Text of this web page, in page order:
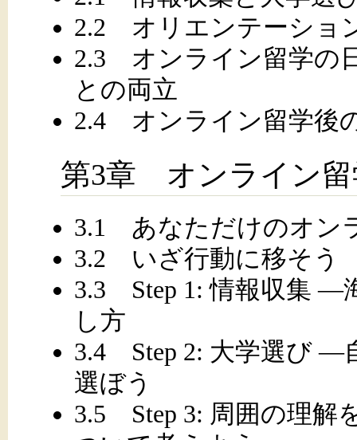
2.2 オリエンテーショ
2.3 オンライン留学の
との両立
2.4 オンライン留学後
第3章 オンライン留
3.1 あなただけのオン
3.2 いざ行動に移そう
3.3 Step 1: 情報収集 ―
し方
3.4 Step 2: 大学選び ―
選ぼう
3.5 Step 3: 周囲の理解